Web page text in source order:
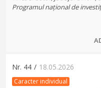
Programul național de
Nr. 44 / 18.05.2026
Caracter individual